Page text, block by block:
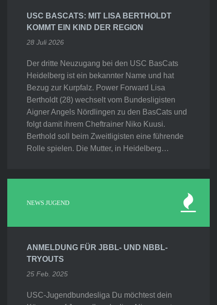
USC BASCATS: MIT LISA BERTHOLDT
KOMMT EIN KIND DER REGION
28 Juli 2026
Der dritte Neuzugang bei den USC BasCats
Heidelberg ist ein bekannter Name und hat
Bezug zur Kurpfalz. Power Forward Lisa
Bertholdt (28) wechselt vom Bundesligisten
Aigner Angels Nördlingen zu den BasCats und
folgt damit ihrem Cheftrainer Niko Kuusi.
Berthold soll beim Zweitligisten eine führende
Rolle spielen. Die Mutter, in Heidelberg…
NEWS JUGEND
ANMELDUNG FÜR JBBL- UND NBBL-
TRYOUTS
25 Feb. 2025
USC-Jugendbundesliga Du möchtest dein